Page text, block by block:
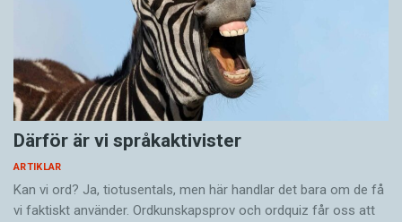
Därför är vi språkaktivister
ARTIKLAR
Kan vi ord? Ja, tiotusentals, men här handlar det bara om de få
vi faktiskt använder. Ordkunskapsprov och ordquiz får oss att